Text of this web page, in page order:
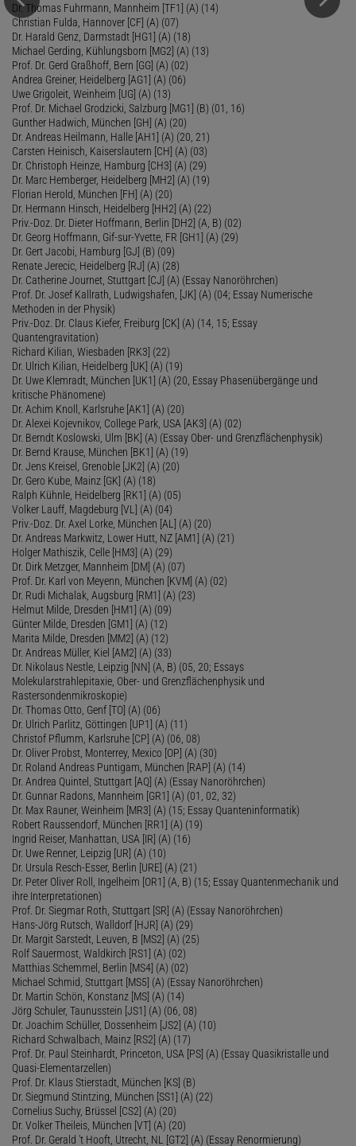
Dr. Thomas Fuhrmann, Mannheim [TF1] (A) (14)
Christian Fulda, Hannover [CF] (A) (07)
Dr. Harald Genz, Darmstadt [HG1] (A) (18)
Michael Gerding, Kühlungsborn [MG2] (A) (13)
Prof. Dr. Gerd Graßhoff, Bern [GG] (A) (02)
Andrea Greiner, Heidelberg [AG1] (A) (06)
Uwe Grigoleit, Weinheim [UG] (A) (13)
Prof. Dr. Michael Grodzicki, Salzburg [MG1] (B) (01, 16)
Gunther Hadwich, München [GH] (A) (20)
Dr. Andreas Heilmann, Halle [AH1] (A) (20, 21)
Carsten Heinisch, Kaiserslautern [CH] (A) (03)
Dr. Christoph Heinze, Hamburg [CH3] (A) (29)
Dr. Marc Hemberger, Heidelberg [MH2] (A) (19)
Florian Herold, München [FH] (A) (20)
Dr. Hermann Hinsch, Heidelberg [HH2] (A) (22)
Priv.-Doz. Dr. Dieter Hoffmann, Berlin [DH2] (A, B) (02)
Dr. Georg Hoffmann, Gif-sur-Yvette, FR [GH1] (A) (29)
Dr. Gert Jacobi, Hamburg [GJ] (B) (09)
Renate Jerecic, Heidelberg [RJ] (A) (28)
Dr. Catherine Journet, Stuttgart [CJ] (A) (Essay Nanoröhrchen)
Prof. Dr. Josef Kallrath, Ludwigshafen, [JK] (A) (04; Essay Numerische
Methoden in der Physik)
Priv.-Doz. Dr. Claus Kiefer, Freiburg [CK] (A) (14, 15; Essay
Quantengravitation)
Richard Kilian, Wiesbaden [RK3] (22)
Dr. Ulrich Kilian, Heidelberg [UK] (A) (19)
Dr. Uwe Klemradt, München [UK1] (A) (20, Essay Phasenübergänge und
kritische Phänomene)
Dr. Achim Knoll, Karlsruhe [AK1] (A) (20)
Dr. Alexei Kojevnikov, College Park, USA [AK3] (A) (02)
Dr. Berndt Koslowski, Ulm [BK] (A) (Essay Ober- und Grenzflächenphysik)
Dr. Bernd Krause, München [BK1] (A) (19)
Dr. Jens Kreisel, Grenoble [JK2] (A) (20)
Dr. Gero Kube, Mainz [GK] (A) (18)
Ralph Kühnle, Heidelberg [RK1] (A) (05)
Volker Lauff, Magdeburg [VL] (A) (04)
Priv.-Doz. Dr. Axel Lorke, München [AL] (A) (20)
Dr. Andreas Markwitz, Lower Hutt, NZ [AM1] (A) (21)
Holger Mathiszik, Celle [HM3] (A) (29)
Dr. Dirk Metzger, Mannheim [DM] (A) (07)
Prof. Dr. Karl von Meyenn, München [KVM] (A) (02)
Dr. Rudi Michalak, Augsburg [RM1] (A) (23)
Helmut Milde, Dresden [HM1] (A) (09)
Günter Milde, Dresden [GM1] (A) (12)
Marita Milde, Dresden [MM2] (A) (12)
Dr. Andreas Müller, Kiel [AM2] (A) (33)
Dr. Nikolaus Nestle, Leipzig [NN] (A, B) (05, 20; Essays
Molekularstrahlepitaxie, Ober- und Grenzflächenphysik und
Rastersondenmikroskopie)
Dr. Thomas Otto, Genf [TO] (A) (06)
Dr. Ulrich Parlitz, Göttingen [UP1] (A) (11)
Christof Pflumm, Karlsruhe [CP] (A) (06, 08)
Dr. Oliver Probst, Monterrey, Mexico [OP] (A) (30)
Dr. Roland Andreas Puntigam, München [RAP] (A) (14)
Dr. Andrea Quintel, Stuttgart [AQ] (A) (Essay Nanoröhrchen)
Dr. Gunnar Radons, Mannheim [GR1] (A) (01, 02, 32)
Dr. Max Rauner, Weinheim [MR3] (A) (15; Essay Quanteninformatik)
Robert Raussendorf, München [RR1] (A) (19)
Ingrid Reiser, Manhattan, USA [IR] (A) (16)
Dr. Uwe Renner, Leipzig [UR] (A) (10)
Dr. Ursula Resch-Esser, Berlin [URE] (A) (21)
Dr. Peter Oliver Roll, Ingelheim [OR1] (A, B) (15; Essay Quantenmechanik und
ihre Interpretationen)
Prof. Dr. Siegmar Roth, Stuttgart [SR] (A) (Essay Nanoröhrchen)
Hans-Jörg Rutsch, Walldorf [HJR] (A) (29)
Dr. Margit Sarstedt, Leuven, B [MS2] (A) (25)
Rolf Sauermost, Waldkirch [RS1] (A) (02)
Matthias Schemmel, Berlin [MS4] (A) (02)
Michael Schmid, Stuttgart [MS5] (A) (Essay Nanoröhrchen)
Dr. Martin Schön, Konstanz [MS] (A) (14)
Jörg Schuler, Taunusstein [JS1] (A) (06, 08)
Dr. Joachim Schüller, Dossenheim [JS2] (A) (10)
Richard Schwalbach, Mainz [RS2] (A) (17)
Prof. Dr. Paul Steinhardt, Princeton, USA [PS] (A) (Essay Quasikristalle und
Quasi-Elementarzellen)
Prof. Dr. Klaus Stierstadt, München [KS] (B)
Dr. Siegmund Stintzing, München [SS1] (A) (22)
Cornelius Suchy, Brüssel [CS2] (A) (20)
Dr. Volker Theileis, München [VT] (A) (20)
Prof. Dr. Gerald 't Hooft, Utrecht, NL [GT2] (A) (Essay Renormierung)